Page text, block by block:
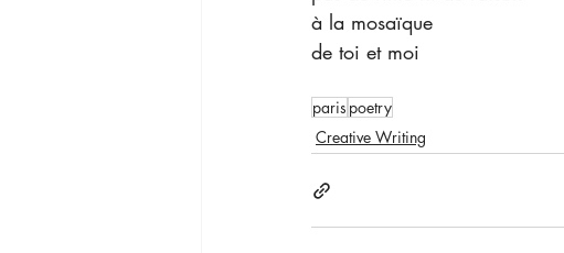
à la mosaïque
de toi et moi
paris poetry
Creative Writing